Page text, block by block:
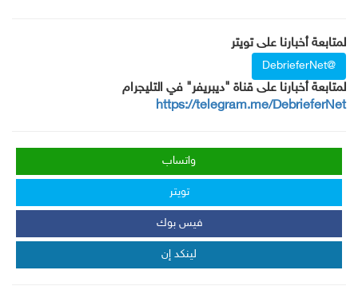
لمتابعة أخبارنا على تويتر
@DebrieferNet
لمتابعة أخبارنا على قناة "ديبريفر" في التليجرام
https://telegram.me/DebrieferNet
واتساب
تويتر
فيس بوك
لينكد إن